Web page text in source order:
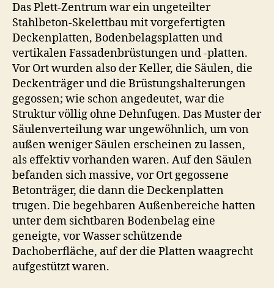
Das Plett-Zentrum war ein ungeteilter
Stahlbeton-Skelettbau mit vorgefertigten
Deckenplatten, Bodenbelagsplatten und
vertikalen Fassadenbrüstungen und -platten.
Vor Ort wurden also der Keller, die Säulen, die
Deckenträger und die Brüstungshalterungen
gegossen; wie schon angedeutet, war die
Struktur völlig ohne Dehnfugen. Das Muster der
Säulenverteilung war ungewöhnlich, um von
außen weniger Säulen erscheinen zu lassen,
als effektiv vorhanden waren. Auf den Säulen
befanden sich massive, vor Ort gegossene
Betonträger, die dann die Deckenplatten
trugen. Die begehbaren Außenbereiche hatten
unter dem sichtbaren Bodenbelag eine
geneigte, vor Wasser schützende
Dachoberfläche, auf der die Platten waagrecht
aufgestützt waren.